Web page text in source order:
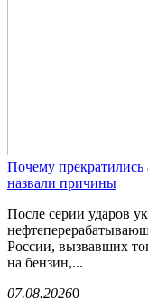
Почему
назвали причины
После серии ударов
России, вызвавших
на бензин,...
07.08.20260